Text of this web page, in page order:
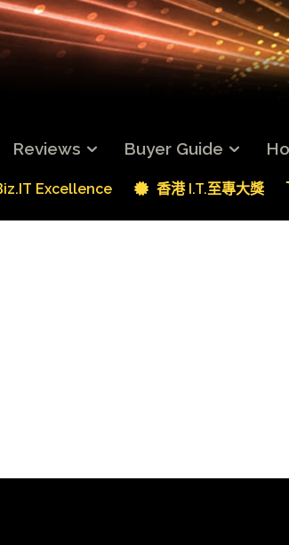
Reviews Buyer Guide
Excellence 香港 I.T.至專大獎